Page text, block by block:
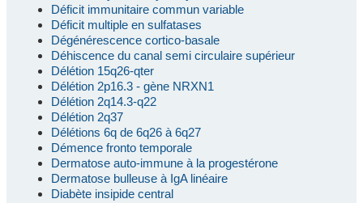
Déficit immunitaire commun variable
Déficit multiple en sulfatases
Dégénérescence cortico-basale
Déhiscence du canal semi circulaire supérieur
Délétion 15q26-qter
Délétion 2p16.3 - gène NRXN1
Délétion 2q14.3-q22
Délétion 2q37
Délétions 6q de 6q26 à 6q27
Démence fronto temporale
Dermatose auto-immune à la progestérone
Dermatose bulleuse à IgA linéaire
Diabète insipide central